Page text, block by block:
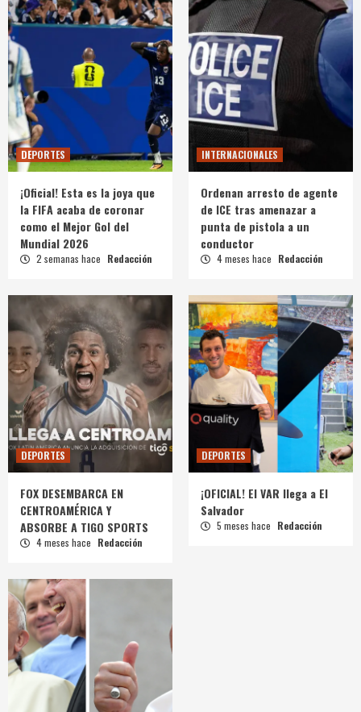
DEPORTES
¡Oficial! Esta es la joya que
la FIFA acaba de coronar
como el Mejor Gol del
Mundial 2026
2 semanas hace Redacción
INTERNACIONALES
Ordenan arresto de agente
de ICE tras amenazar a
punta de pistola a un
conductor
4 meses hace Redacción
DEPORTES
FOX DESEMBARCA EN
CENTROAMÉRICA Y
ABSORBE A TIGO SPORTS
4 meses hace Redacción
DEPORTES
¡OFICIAL! El VAR llega a El
Salvador
5 meses hace Redacción